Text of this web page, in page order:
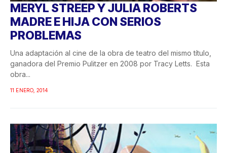
MERYL STREEP Y JULIA ROBERTS
MADRE E HIJA CON SERIOS
PROBLEMAS
Una adaptación al cine de la obra de teatro del mismo título,
ganadora del Premio Pulitzer en 2008 por Tracy Letts. Esta
obra...
11 ENERO, 2014